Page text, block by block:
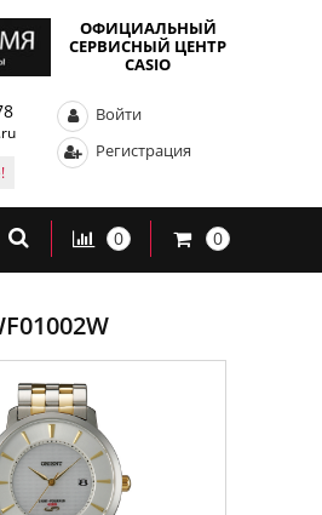
ОФИЦИАЛЬНЫЙ
СЕРВИСНЫЙ ЦЕНТР
CASIO
Войти
Регистрация
0 0